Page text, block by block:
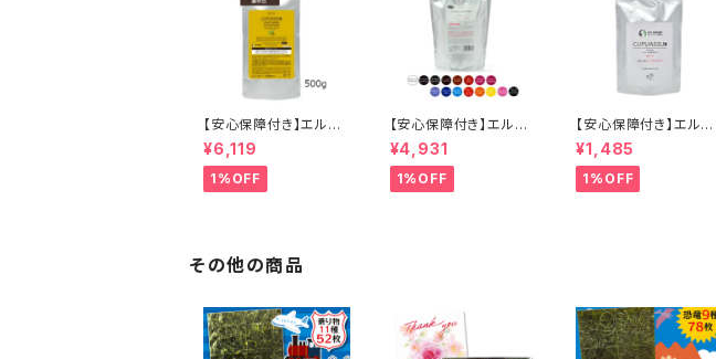
【安心保障付き】エルコ
ス（ELLCOS） 2色から
選べる キュプアスカラ
ーバター コンク （濃縮
タイプ） 500g 業務用
カラー 低刺激 ヘアケア
シャンプー カラーバタ
送料無料
¥6,119
1%OFF
【安心保障付き】エルコ
ス（ELLCOS） キュプア
スカラーバター 700g
【16色から選べる】 トリ
ートメントカラー カラー
¥4,931
1%OFF
【安心保障付き】エルコ
ス（ELLCOS） キュプア
ス プラスワンクリーム 2
00g アルカリクリーム
ヘアカラーサポート ヘ
¥1,485
1%OFF
その他の商品